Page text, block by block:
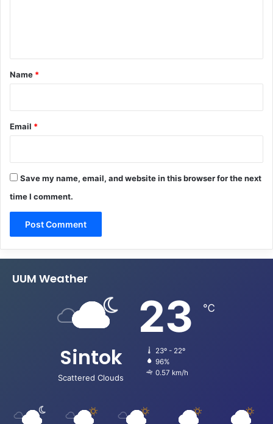
*
Name *
Email *
Save my name, email, and website in this browser for the next
time I comment.
UUM Weather
Sintok
Scattered Clouds
23 ℃
23º - 22º
96%
0.57 km/h